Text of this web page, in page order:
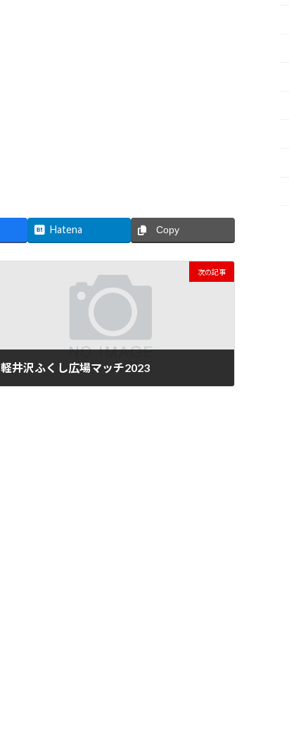
Hatena Copy
次の記事
軽井沢ふくし広場マッチ2023